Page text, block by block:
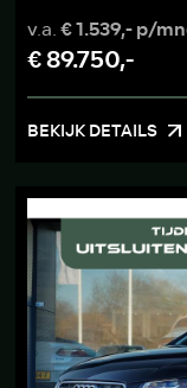
v.a.€ 1.539,- p/
€ 89.750,-
BEKIJK DETAILS